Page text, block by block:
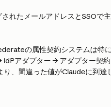
れたメールアドレスとSSOで
の属性契約システムは特
アダプター → アダプター契
、間違った値がClaudeに到達